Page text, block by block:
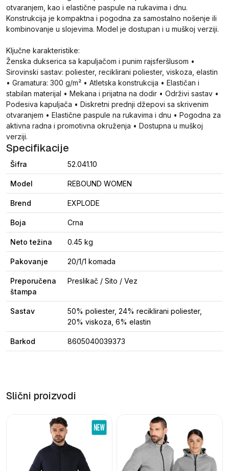
otvaranjem, kao i elastične paspule na rukavima i dnu.
Konstrukcija je kompaktna i pogodna za samostalno nošenje ili
kombinovanje u slojevima. Model je dostupan i u muškoj verziji.
Ključne karakteristike:
Ženska dukserica sa kapuljačom i punim rajsferšlusom •
Sirovinski sastav: poliester, reciklirani poliester, viskoza, elastin
• Gramatura: 300 g/m² • Atletska konstrukcija • Elastičan i
stabilan materijal • Mekana i prijatna na dodir • Održivi sastav •
Podesiva kapuljača • Diskretni prednji džepovi sa skrivenim
otvaranjem • Elastične paspule na rukavima i dnu • Pogodna za
aktivna radna i promotivna okruženja • Dostupna u muškoj
verziji.
Specifikacije
Šifra 52.041.10
Model REBOUND WOMEN
Brend EXPLODE
Boja Crna
Neto težina 0.45 kg
Pakovanje 20/1/1 komada
Preporučena
štampa
Preslikač / Sito / Vez
Sastav
50% poliester, 24% reciklirani poliester,
20% viskoza, 6% elastin
Barkod 8605040039373
Slični proizvodi